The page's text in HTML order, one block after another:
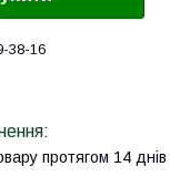
38-16
протягом 14 днів